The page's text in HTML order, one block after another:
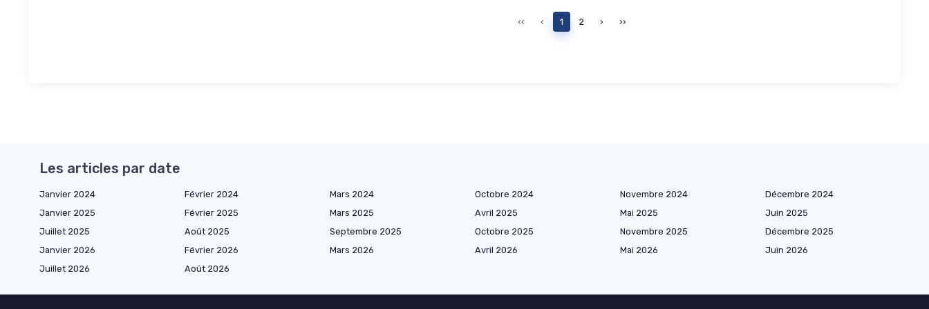
‹‹ ‹ 1 2 › ››
Les articles par date
Janvier 2024 Février 2024 Mars 2024 Octobre 2024 Novembre 2024
Décembre 2024
Janvier 2025
Février 2025 Mars 2025 Avril 2025 Mai 2025
Juin 2025
Juillet 2025
Août 2025 Septembre 2025 Octobre 2025 Novembre 2025
Décembre 2025
Janvier 2026
Février 2026 Mars 2026 Avril 2026 Mai 2026
Juin 2026
Juillet 2026
Août 2026